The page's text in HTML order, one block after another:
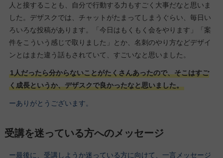
人と接することも、自分で行動する力もすごく大事だなと思いま
した。デザスクでは、チャットがたまってしまうぐらい、毎日い
ろいろな投稿があります。「今日はもくもく会をやります」「案
件をこういう感じで取りました」とか、名刺のやり方などデザイ
ンとはまた違う話もされていて、すごいなと思いました。
1人だったら分からないことがたくさんあったので、そこはすご
く成長というか、デザスクで良かったなと思いました。
ーありがとうございます。
受講を迷っている方へのメッセージ
ー最後に、受講しようか迷っている方に向けて、一言メッセージ